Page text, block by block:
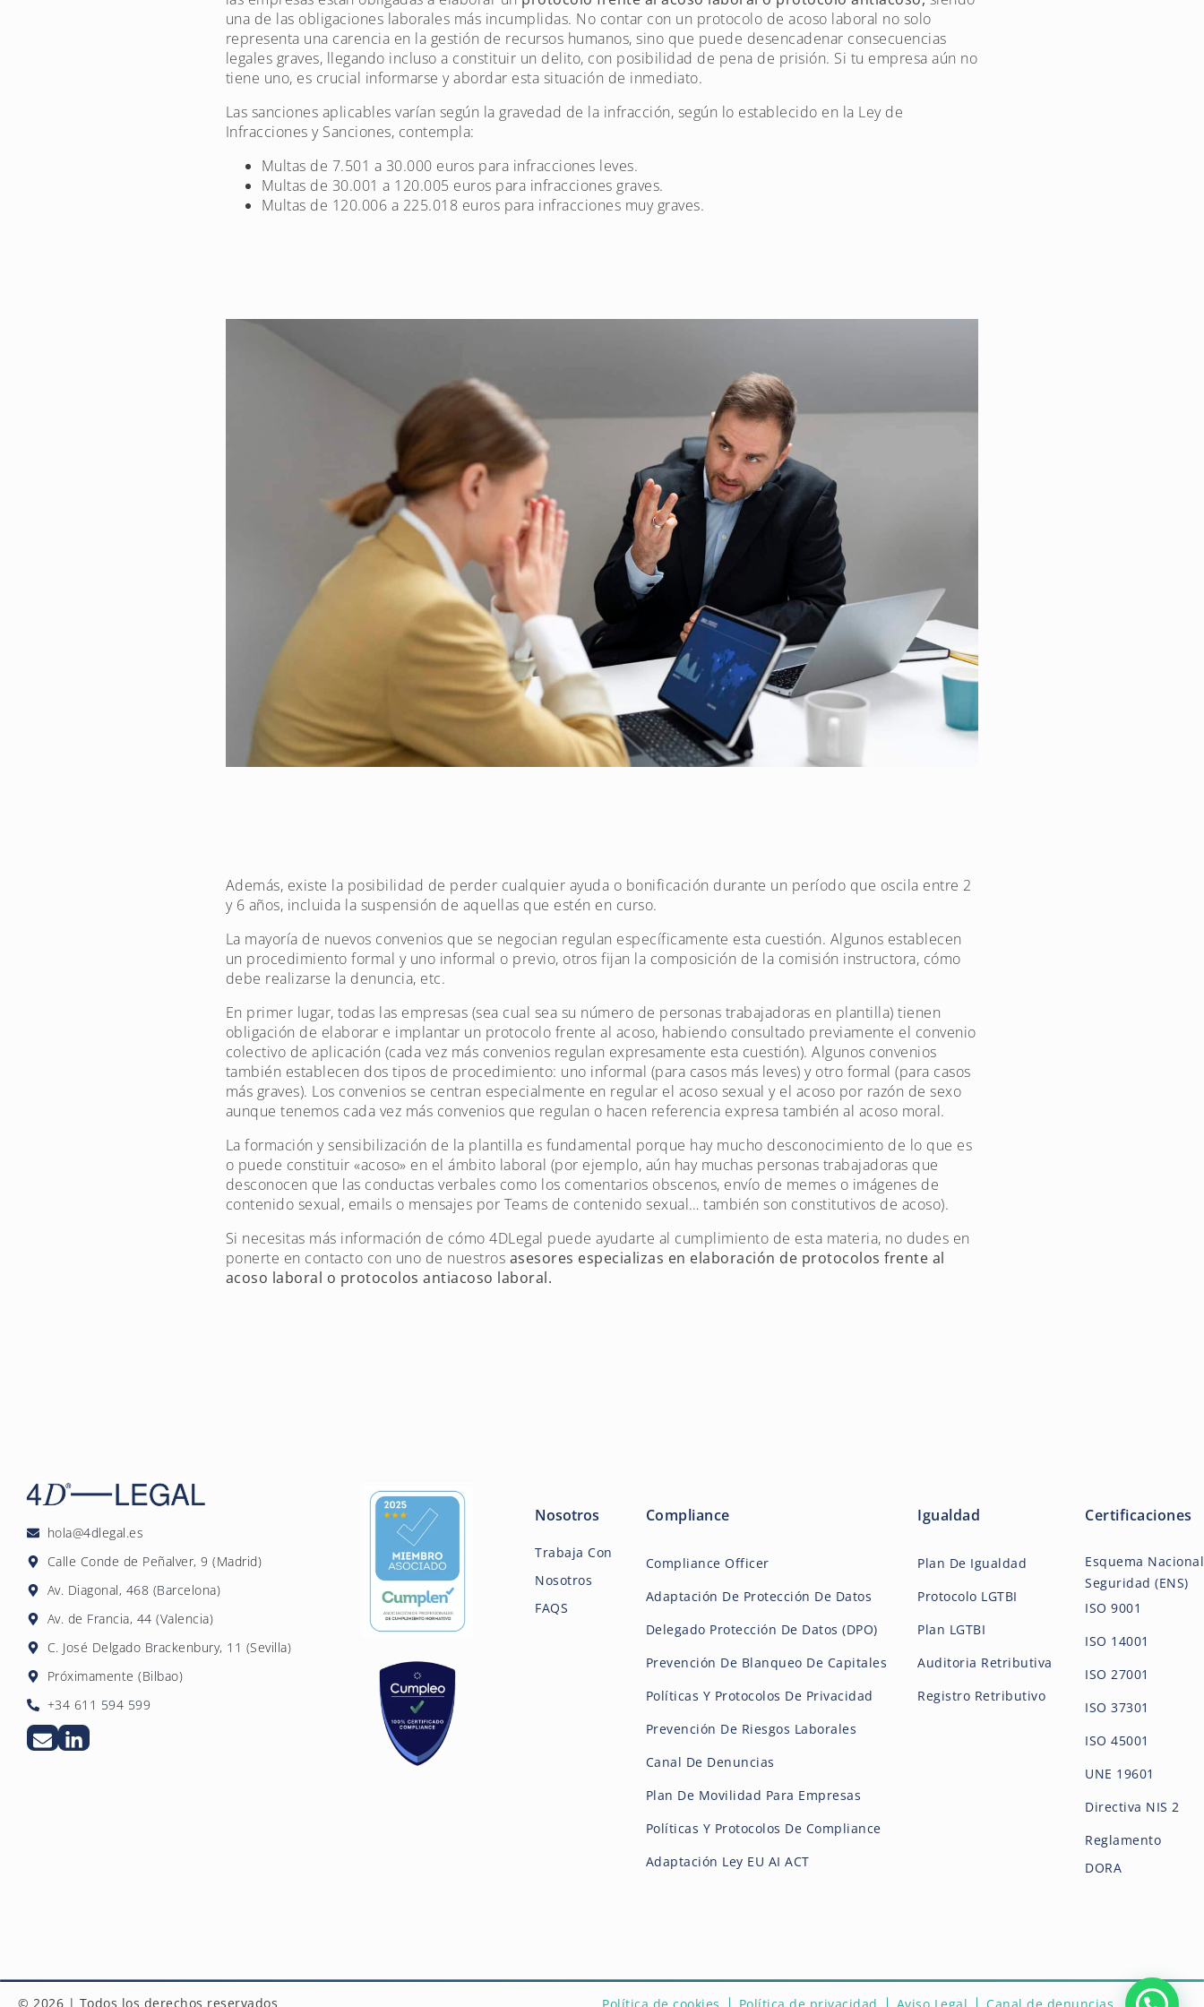
una de las obligaciones laborales más incumplidas. No contar con un protocolo de acoso laboral no solo
representa una carencia en la gestión de recursos humanos, sino que puede desencadenar consecuencias
legales graves, llegando incluso a constituir un delito, con posibilidad de pena de prisión. Si tu empresa aún no
tiene uno, es crucial informarse y abordar esta situación de inmediato.
Las sanciones aplicables varían según la gravedad de la infracción, según lo establecido en la Ley de
Infracciones y Sanciones, contempla:
Multas de 7.501 a 30.000 euros para infracciones leves.
Multas de 30.001 a 120.005 euros para infracciones graves.
Multas de 120.006 a 225.018 euros para infracciones muy graves.
Además, existe la posibilidad de perder cualquier ayuda o bonificación durante un período que oscila entre 2
y 6 años, incluida la suspensión de aquellas que estén en curso.
La mayoría de nuevos convenios que se negocian regulan específicamente esta cuestión. Algunos establecen
un procedimiento formal y uno informal o previo, otros fijan la composición de la comisión instructora, cómo
debe realizarse la denuncia, etc.
En primer lugar, todas las empresas (sea cual sea su número de personas trabajadoras en plantilla) tienen
obligación de elaborar e implantar un protocolo frente al acoso, habiendo consultado previamente el convenio
colectivo de aplicación (cada vez más convenios regulan expresamente esta cuestión). Algunos convenios
también establecen dos tipos de procedimiento: uno informal (para casos más leves) y otro formal (para casos
más graves). Los convenios se centran especialmente en regular el acoso sexual y el acoso por razón de sexo
aunque tenemos cada vez más convenios que regulan o hacen referencia expresa también al acoso moral.
La formación y sensibilización de la plantilla es fundamental porque hay mucho desconocimiento de lo que es
o puede constituir «acoso» en el ámbito laboral (por ejemplo, aún hay muchas personas trabajadoras que
desconocen que las conductas verbales como los comentarios obscenos, envío de memes o imágenes de
contenido sexual, emails o mensajes por Teams de contenido sexual… también son constitutivos de acoso).
Si necesitas más información de cómo 4DLegal puede ayudarte al cumplimiento de esta materia, no dudes en
ponerte en contacto con uno de nuestros asesores especializas en elaboración de protocolos frente al
acoso laboral o protocolos antiacoso laboral.
hola@4dlegal.es
Calle Conde de Peñalver, 9 (Madrid)
Av. Diagonal, 468 (Barcelona)
Av. de Francia, 44 (Valencia)
C. José Delgado Brackenbury, 11 (Sevilla)
Próximamente (Bilbao)
+34 611 594 599
Nosotros
Trabaja Con
Nosotros
FAQS
Compliance
Compliance Officer
Adaptación De Protección De Datos
Delegado Protección De Datos (DPO)
Prevención De Blanqueo De Capitales
Políticas Y Protocolos De Privacidad
Prevención De Riesgos Laborales
Canal De Denuncias
Plan De Movilidad Para Empresas
Políticas Y Protocolos De Compliance
Adaptación Ley EU AI ACT
Igualdad
Plan De Igualdad
Protocolo LGTBI
Plan LGTBI
Auditoria Retributiva
Registro Retributivo
Certificaciones
Esquema
Seguridad (ENS)
ISO 9001
ISO 14001
ISO 27001
ISO 37301
ISO 45001
UNE 19601
Directiva NIS 2
Reglamento
DORA
© 2026 | Todos los derechos reservados